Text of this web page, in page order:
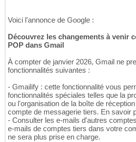
Voici l'annonce de Google :
Découvrez les changements à venir
POP dans Gmail
À compter de janvier 2026, Gmail ne
fonctionnalités suivantes :
- Gmailify : cette fonctionnalité vous
fonctionnalités spéciales telles que la
ou l'organisation de la boîte de
compte de messagerie tiers. En savoir
- Consulter les e-mails d'autres
e-mails de comptes tiers dans votre
ne sera plus prise en charge.